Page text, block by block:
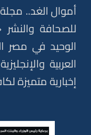
أموال الغد..
للصحافة
الوحيد في مصر
العربية
إخبارية متميزة